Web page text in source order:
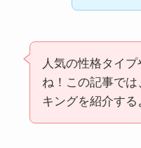
人気の性格タイ
ね！この記事で
キングを紹介する